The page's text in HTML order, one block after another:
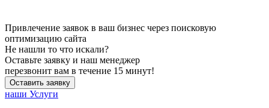
Привлечение заявок в ваш бизнес через поисковую
оптимизацию сайта
Не нашли то что искали?
Оставьте заявку и наш менеджер
перезвонит вам в течение 15 минут!
Оставить заявку
наши Услуги